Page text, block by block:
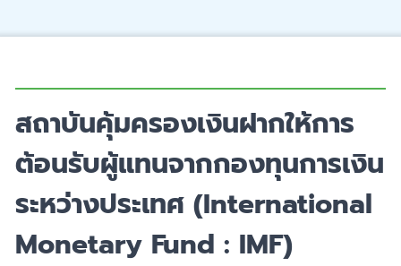
สถาบันคุ้มครองเงินฝากให้การ
ต้อนรับผู้แทนจากกองทุนการเงิน
ระหว่างประเทศ (International
Monetary Fund : IMF)